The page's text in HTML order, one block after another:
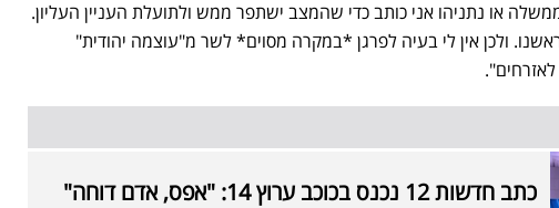
או נתניהו אני כותב כדי שהמצב ישתפר ממש ולתועלת העניין העליון.
ולכן אין לי בעיה לפרגן *במקרה מסוים* לשר מ"עוצמה יהודית"
לאזרחים".
כתב חדשות 12 נכנס בכוכב ערוץ 14: "אפס, אדם דוחה"